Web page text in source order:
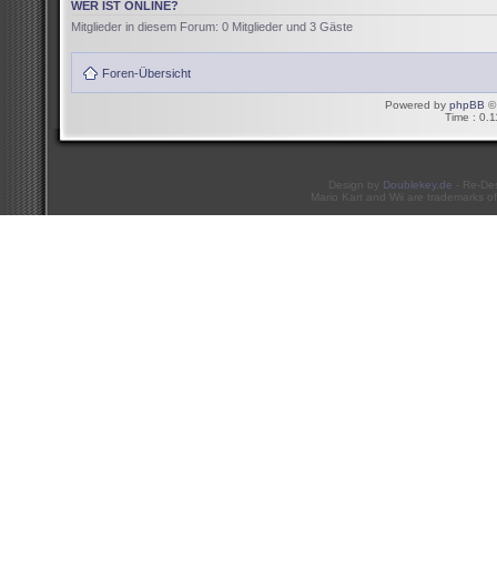
WER IST ONLINE?
Mitglieder in diesem Forum: 0 Mitglieder und 3 Gäste
Foren-Übersicht
Powered by phpBB ©
Time :
Design by Doublekey.de - Re-
Mario Kart and Wii are trademarks